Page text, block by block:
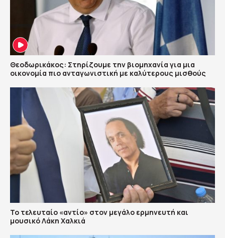
Θεοδωρικάκος: Στηρίζουμε την βιομηχανία για μια
οικονομία πιο ανταγωνιστική με καλύτερους μισθούς
Το τελευταίο «αντίο» στον μεγάλο ερμηνευτή και
μουσικό Λάκη Χαλκιά